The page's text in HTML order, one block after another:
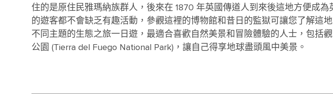
住的是原住民雅瑪納族群人，後來在 1870 年英國傳道人到來後這地方便成
的遊客都不會缺乏有趣活動，參觀這裡的博物館和昔日的監獄可讓您了解這
不同主題的生態之旅一日遊，最適合喜歡自然美景和冒險體驗的人士，包括
公園 (Tierra del Fuego National Park)，讓自己得享地球盡頭風中美景。